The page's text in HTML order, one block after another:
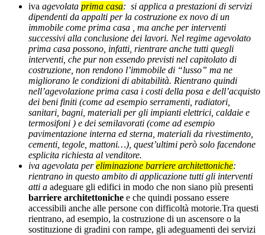
iva agevolata prima casa: si applica a prestazioni di servizi
dipendenti da appalti per la costruzione ex novo di un
immobile come prima casa , ma anche per interventi
successivi alla conclusione dei lavori. Nel regime agevolato
prima casa possono, infatti, rientrare anche tutti quegli
interventi, che pur non essendo previsti nel capitolato di
costruzione, non rendono l’immobile di “lusso” ma ne
migliorano le condizioni di abitabilità. Rientrano quindi
nell’agevolazione prima casa i costi della posa e dell’acquisto
dei beni finiti (come ad esempio serramenti, radiatori,
sanitari, bagni, materiali per gli impianti elettrici, caldaie e
termosifoni ) e dei semilavorati (come ad esempio
pavimentazione interna ed sterna, materiali da rivestimento,
cementi, tegole, mattoni…), quest’ultimi però solo facendone
esplicita richiesta al venditore.
iva agevolata pereliminazione barriere architettoniche:
rientrano in questo ambito di applicazione tutti gli interventi
atti a adeguare gli edifici in modo che non siano più presenti
barriere architettoniche e che quindi possano essere
accessibili anche alle persone con difficoltà motorie.Tra questi
rientrano, ad esempio, la costruzione di un ascensore o la
sostituzione di gradini con rampe, gli adeguamenti dei servizi